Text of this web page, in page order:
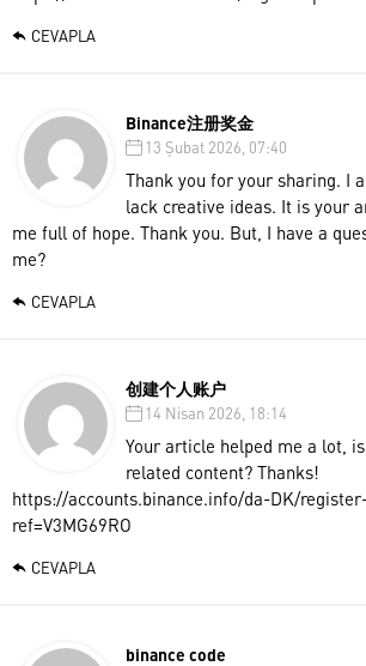
CEVAPLA
Binance注册奖金
13 Şubat 2026, 07:40
Thank you for your sharing. I
lack creative ideas. It is your
me full of hope. Thank you. But, I have a
me?
CEVAPLA
创建个人账户
14 Nisan 2026, 18:14
Your article helped me a lot,
related content? Thanks!
https://accounts.binance.info/da-DK/
ref=V3MG69RO
CEVAPLA
binance code